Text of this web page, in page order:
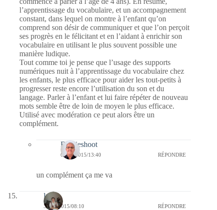
l’apprentissage du vocabulaire, et un accompagnement
constant, dans lequel on montre à l’enfant qu’on
comprend son désir de communiquer et que l’on perçoit
ses progrès en le félicitant et en l’aidant à enrichir son
vocabulaire en utilisant le plus souvent possible une
manière ludique.
Tout comme toi je pense que l’usage des supports
numériques nuit à l’apprentissage du vocabulaire chez
les enfants, le plus efficace pour aider les tout-petits à
progresser reste encore l’utilisation du son et du
langage. Parler à l’enfant et lui faire répéter de nouveau
mots semble être de loin de moyen le plus efficace.
Utilisé avec modération ce peut alors être un
complément.
Bernieshoot
05/05/2015/13:40 RÉPONDRE
un complément ça me va
lucia
30/04/2015/08:10 RÉPONDRE